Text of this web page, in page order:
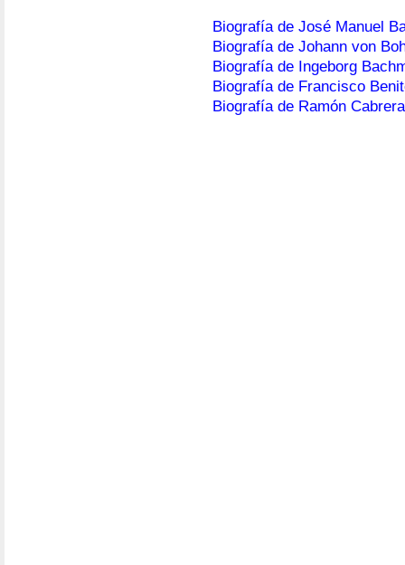
Biografía de José Manuel
Biografía de Johann von
Biografía de Ingeborg
Biografía de Francisco
Biografía de Ramón Cabrera